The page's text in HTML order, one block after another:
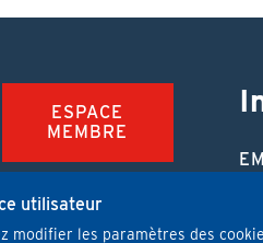
ESPACE
MEMBRE
FAQ
JOBS
utilisateur
modifier les paramètres des